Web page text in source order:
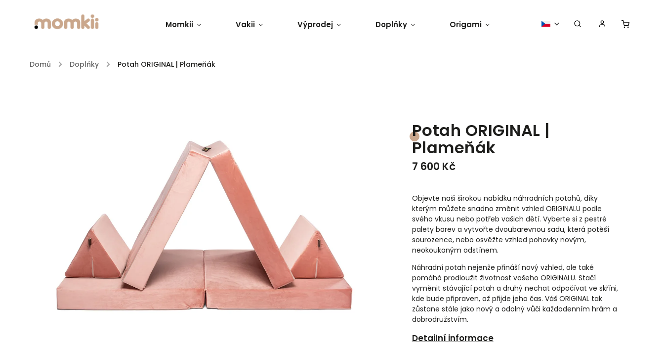
Momkii Vakii Výprodej Doplňky Origami Momkii na zkoušku
Domů / Doplňky / Potah ORIGINAL | Plameňák
Potah ORIGINAL |
Plameňák
7 600 Kč
Objevte naši širokou nabídku náhradních potahů, díky
kterým můžete snadno změnit vzhled ORIGINALU podle
svého vkusu nebo potřeb vašich dětí. Vyberte si z pestré
palety barev a vytvořte dvoubarevnou sadu, která potěší
sourozence, nebo osvěžte vzhled pohovky novým,
neokoukaným odstínem.
Náhradní potah nejenže přináší nový vzhled, ale také
pomáhá prodloužit životnost vašeho ORIGINALU. Stačí
vyměnit stávající potah a druhý nechat odpočívat ve skříni,
kde bude připraven, až přijde jeho čas. Váš ORIGINAL tak
zůstane stále jako nový a odolný vůči každodenním hrám a
dobrodružstvím.
Detailní informace